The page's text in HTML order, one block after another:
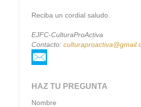
Reciba un cordial saludo.
EJFC-CulturaProActiva
Contacto:
HAZ TU PREGUNTA
Nombre